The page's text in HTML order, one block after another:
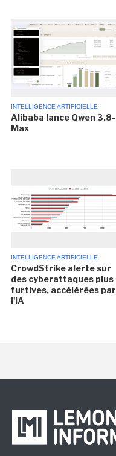
INTELLIGENCE ARTIFICIELLE
Alibaba lance Qwen 3.8-
Max
INTELLIGENCE ARTIFICIELLE
CrowdStrike alerte sur
des cyberattaques plus
furtives, accélérées par
l'IA